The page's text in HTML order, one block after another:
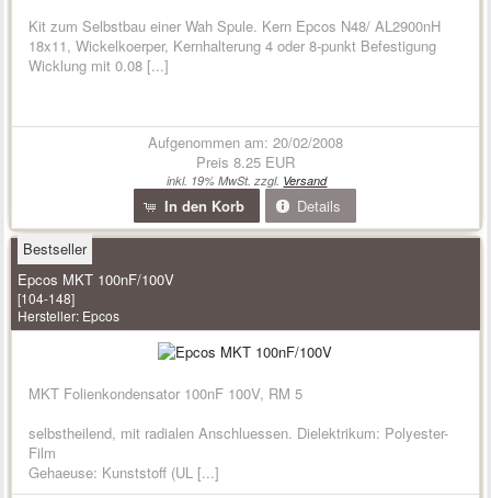
Kit zum Selbstbau einer Wah Spule. Kern Epcos N48/ AL2900nH
18x11, Wickelkoerper, Kernhalterung 4 oder 8-punkt Befestigung
Wicklung mit 0.08 [...]
Aufgenommen am: 20/02/2008
Preis 8.25 EUR
inkl. 19% MwSt. zzgl. Versand
In den Korb Details
Bestseller
Epcos MKT 100nF/100V
[104-148]
Hersteller: Epcos
MKT Folienkondensator 100nF 100V, RM 5
selbstheilend, mit radialen Anschluessen. Dielektrikum: Polyester-
Film
Gehaeuse: Kunststoff (UL [...]